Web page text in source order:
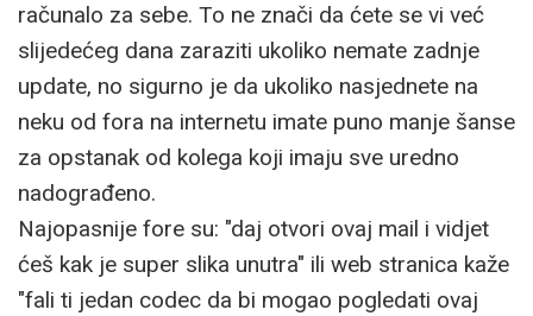
računalo za sebe. To ne znači da ćete se vi već
slijedećeg dana zaraziti ukoliko nemate zadnje
update, no sigurno je da ukoliko nasjednete na
neku od fora na internetu imate puno manje šanse
za opstanak od kolega koji imaju sve uredno
nadograđeno.
Najopasnije fore su: "daj otvori ovaj mail i vidjet
ćeš kak je super slika unutra" ili web stranica kaže
"fali ti jedan codec da bi mogao pogledati ovaj